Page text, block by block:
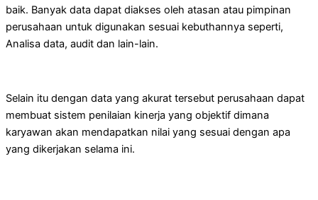
baik. Banyak data dapat diakses oleh atasan atau pimpinan
perusahaan untuk digunakan sesuai kebuthannya seperti,
Analisa data, audit dan lain-lain.
Selain itu dengan data yang akurat tersebut perusahaan dapat
membuat sistem penilaian kinerja yang objektif dimana
karyawan akan mendapatkan nilai yang sesuai dengan apa
yang dikerjakan selama ini.